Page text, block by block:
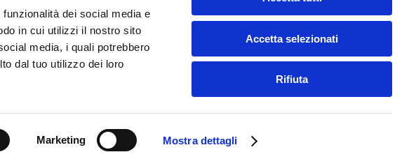
dei social media e
in cui utilizzi il nostro sito
media, i quali potrebbero
dal tuo utilizzo dei loro
Marketing Mostra dettagli
Accetta selezionati
Rifiuta